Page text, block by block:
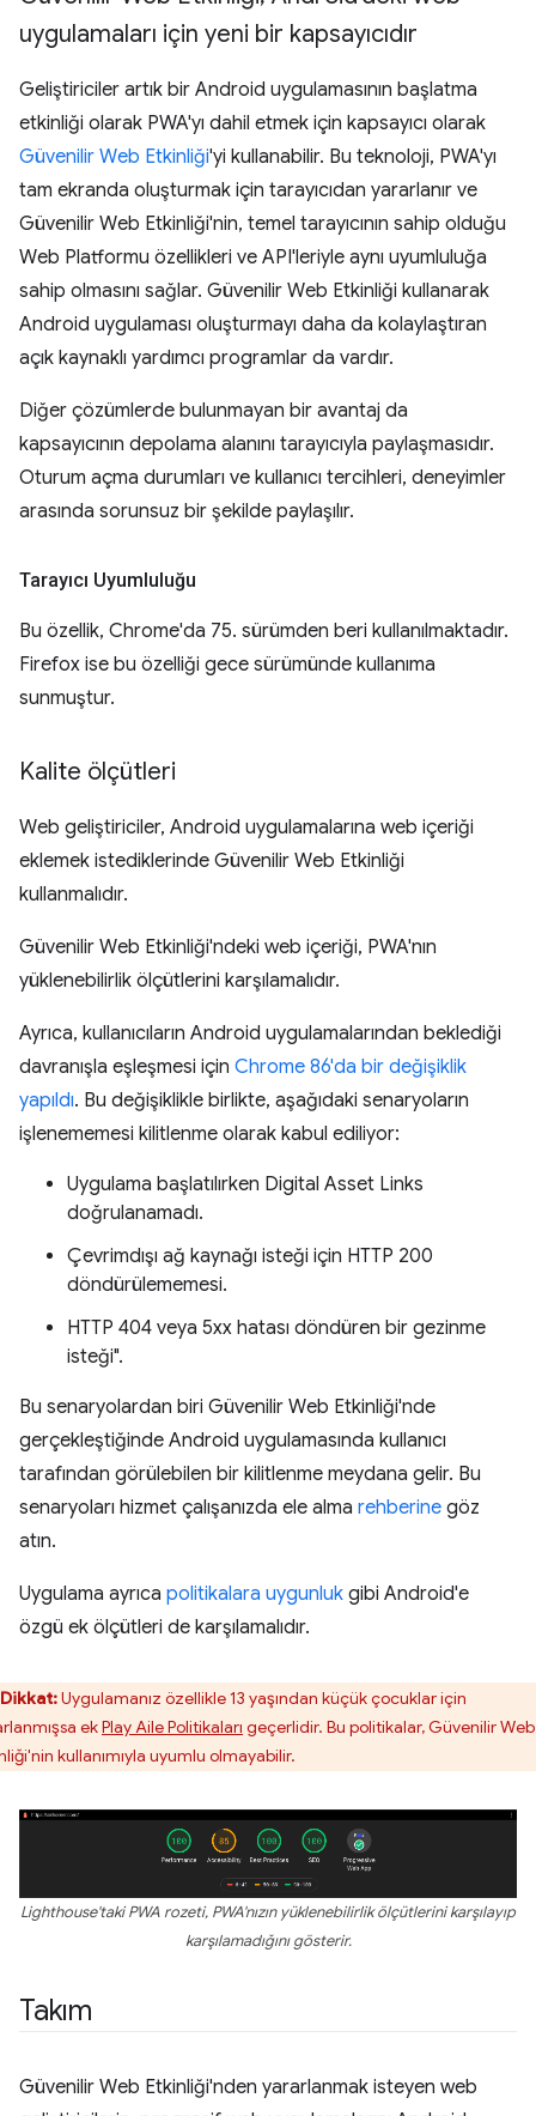
uygulamaları için yeni bir kapsayıcıdır
Geliştiriciler artık bir Android uygulamasının başlatma
etkinliği olarak PWA'yı dahil etmek için kapsayıcı olarak
Güvenilir Web Etkinliği'yi kullanabilir. Bu teknoloji, PWA'yı
tam ekranda oluşturmak için tarayıcıdan yararlanır ve
Güvenilir Web Etkinliği'nin, temel tarayıcının sahip olduğu
Web Platformu özellikleri ve API'leriyle aynı uyumluluğa
sahip olmasını sağlar. Güvenilir Web Etkinliği kullanarak
Android uygulaması oluşturmayı daha da kolaylaştıran
açık kaynaklı yardımcı programlar da vardır.
Diğer çözümlerde bulunmayan bir avantaj da
kapsayıcının depolama alanını tarayıcıyla paylaşmasıdır.
Oturum açma durumları ve kullanıcı tercihleri, deneyimler
arasında sorunsuz bir şekilde paylaşılır.
Tarayıcı Uyumluluğu
Bu özellik, Chrome'da 75. sürümden beri kullanılmaktadır.
Firefox ise bu özelliği gece sürümünde kullanıma
sunmuştur.
Kalite ölçütleri
Web geliştiriciler, Android uygulamalarına web içeriği
eklemek istediklerinde Güvenilir Web Etkinliği
kullanmalıdır.
Güvenilir Web Etkinliği'ndeki web içeriği, PWA'nın
yüklenebilirlik ölçütlerini karşılamalıdır.
Ayrıca, kullanıcıların Android uygulamalarından beklediği
davranışla eşleşmesi için Chrome 86'da bir değişiklik
yapıldı. Bu değişiklikle birlikte, aşağıdaki senaryoların
işlenememesi kilitlenme olarak kabul ediliyor:
Uygulama başlatılırken Digital Asset Links
doğrulanamadı.
Çevrimdışı ağ kaynağı isteği için HTTP 200
döndürülememesi.
HTTP 404 veya 5xx hatası döndüren bir gezinme
isteği".
Bu senaryolardan biri Güvenilir Web Etkinliği'nde
gerçekleştiğinde Android uygulamasında kullanıcı
tarafından görülebilen bir kilitlenme meydana gelir. Bu
senaryoları hizmet çalışanızda ele alma rehberine göz
atın.
Uygulama ayrıca politikalara uygunluk gibi Android'e
özgü ek ölçütleri de karşılamalıdır.
Dikkat:Uygulamanız özellikle 13 yaşından küçük çocuklar için
ekPlay Aile Politikaları geçerlidir. Bu politikalar, Güvenilir Web
kullanımıyla uyumlu olmayabilir.
Lighthouse'taki PWA rozeti, PWA'nızın yüklenebilirlik ölçütlerini karşılayıp
karşılamadığını gösterir.
Takım
Güvenilir Web Etkinliği'nden yararlanmak isteyen web